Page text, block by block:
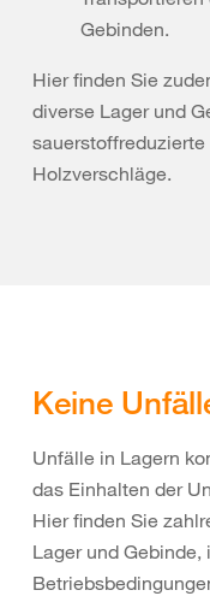
Gebinden.
Hier finden Sie
diverse Lager und
Holzverschläge.
Keine
Unfälle in Lagern
das Einhalten der
Hier finden Sie
Lager und